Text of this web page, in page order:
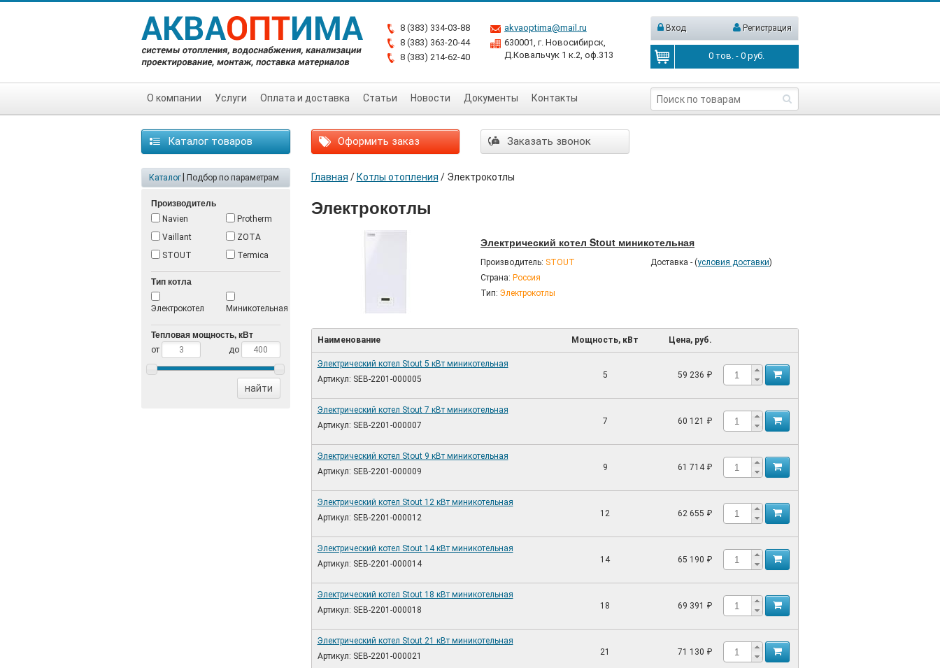
8 (383) 334-03-88
8 (383) 363-20-44
8 (383) 214-62-40
akvaoptima@mail.ru
630001, г. Новосибирск,
Д.Ковальчук 1 к.2, оф.313
Вход Регистрация
0 тов. -0 руб.
О компании Услуги Оплата и доставка Статьи Новости Документы Контакты
Каталог товаров Оформить заказ Заказать звонок
Каталог Подбор по параметрам
Производитель
Navien
Protherm
Vaillant
ZOTA
STOUT
Termica
Тип котла
Электрокотел Миникотельная
Тепловая мощность, кВт
от до
найти
Главная / Котлы отопления / Электрокотлы
Электрокотлы
Электрический котел Stout миникотельная
Производитель: STOUT
Страна: Россия
Тип: Электрокотлы
Доставка - (условия доставки)
Наименование Мощность, кВт Цена, руб.
Электрический котел Stout 5 кВт миникотельная
Артикул: SEB-2201-000005
5 59 236 ₽
Электрический котел Stout 7 кВт миникотельная
Артикул: SEB-2201-000007
7 60 121 ₽
Электрический котел Stout 9 кВт миникотельная
Артикул: SEB-2201-000009
9 61 714 ₽
Электрический котел Stout 12 кВт миникотельная
Артикул: SEB-2201-000012
12 62 655 ₽
Электрический котел Stout 14 кВт миникотельная
Артикул: SEB-2201-000014
14 65 190 ₽
Электрический котел Stout 18 кВт миникотельная
Артикул: SEB-2201-000018
18 69 391 ₽
Электрический котел Stout 21 кВт миникотельная
Артикул: SEB-2201-000021
21 71 130 ₽